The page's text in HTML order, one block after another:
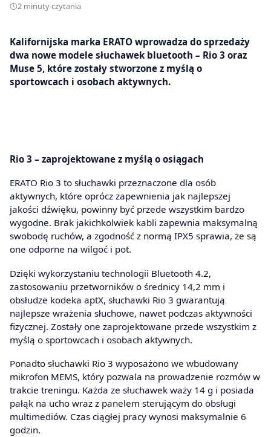
2 minuty czytania
Kalifornijska marka ERATO wprowadza do sprzedaży
dwa nowe modele słuchawek bluetooth – Rio 3 oraz
Muse 5, które zostały stworzone z myślą o
sportowcach i osobach aktywnych.
Rio 3 – zaprojektowane z myślą o osiągach
ERATO Rio 3 to słuchawki przeznaczone dla osób
aktywnych, które oprócz zapewnienia jak najlepszej
jakości dźwięku, powinny być przede wszystkim bardzo
wygodne. Brak jakichkolwiek kabli zapewnia maksymalną
swobodę ruchów, a zgodność z normą IPX5 sprawia, że są
one odporne na wilgoć i pot.
Dzięki wykorzystaniu technologii Bluetooth 4.2,
zastosowaniu przetworników o średnicy 14,2 mm i
obsłudze kodeka aptX, słuchawki Rio 3 gwarantują
najlepsze wrażenia słuchowe, nawet podczas aktywności
fizycznej. Zostały one zaprojektowane przede wszystkim z
myślą o sportowcach i osobach aktywnych.
Ponadto słuchawki Rio 3 wyposażono we wbudowany
mikrofon MEMS, który pozwala na prowadzenie rozmów w
trakcie treningu. Każda ze słuchawek waży 14 g i posiada
pałąk na ucho wraz z panelem sterującym do obsługi
multimediów. Czas ciągłej pracy wynosi maksymalnie 6
godzin.